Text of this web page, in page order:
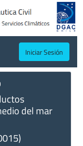
Iniciar Sesión
del mar